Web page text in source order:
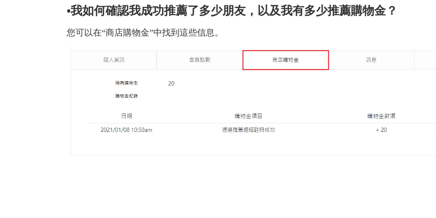
•我如何確認我成功推薦了多少朋友，以及我有多少推薦購物金？
您可以在“商店購物金”中找到這些信息。